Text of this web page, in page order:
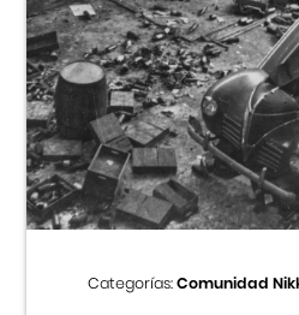
Categorías:Comunidad